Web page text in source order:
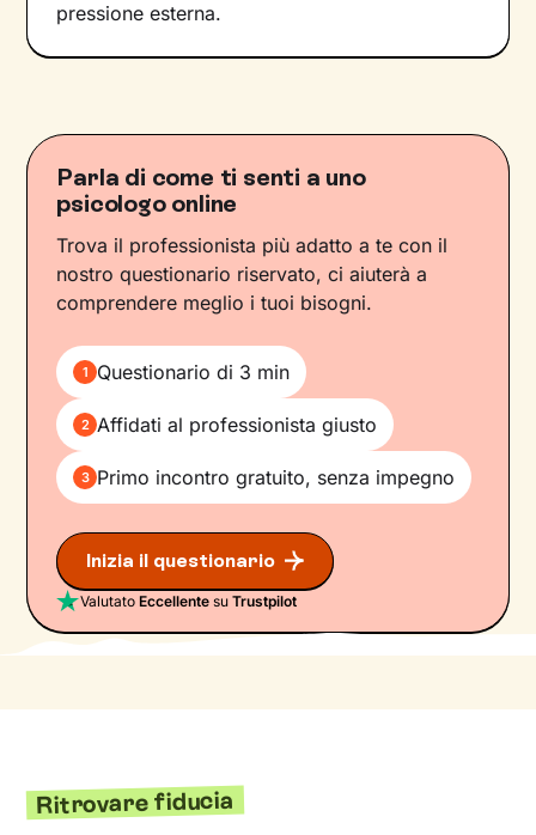
pressione esterna.
Parla di come ti senti a uno
psicologo online
Trova il professionista più adatto a te con il
nostro questionario riservato, ci aiuterà a
comprendere meglio i tuoi bisogni.
1 Questionario di 3 min
2 Affidati al professionista giusto
3 Primo incontro gratuito, senza impegno
Inizia il questionario
ValutatoEccellente suTrustpilot
Ritrovare fiducia